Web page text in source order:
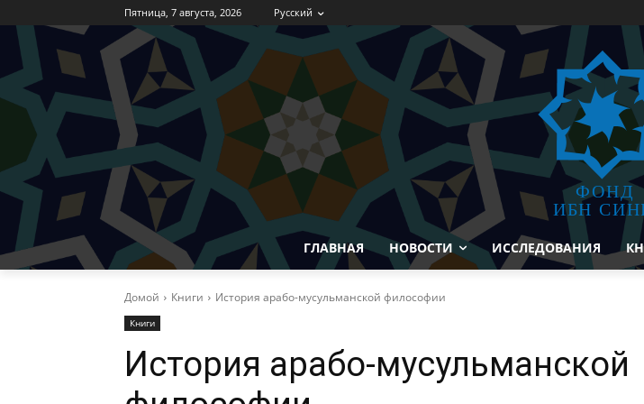
Пятница, 7 августа, 2026 Русский
ФОНД
ИБН
ГЛАВНАЯ НОВОСТИ ИССЛЕДОВАНИЯ
Домой Книги История арабо-мусульманской философии
Книги
История арабо-мусульманской